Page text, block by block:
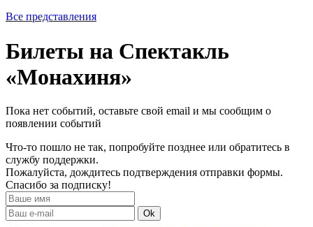
Все представления
Билеты на Спектакль
«Монахиня»
Пока нет событий, оставьте свой email и мы сообщим о
появлении событий
Что-то пошло не так, попробуйте позднее или обратитесь в
службу поддержки.
Пожалуйста, дождитесь подтверждения отправки формы.
Спасибо за подписку!
Ok